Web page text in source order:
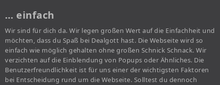
… einfach
Wir sind für dich da. Wir legen großen Wert auf die Einfachheit und
möchten, dass du Spaß bei Dealgott hast. Die Webseite wird so
einfach wie möglich gehalten ohne großen Schnick Schnack. Wir
verzichten auf die Einblendung von Popups oder Ähnliches. Die
Benutzerfreundlichkeit ist für uns einer der wichtigsten Faktoren
bei Entscheidung rund um die Webseite. Solltest du dennoch